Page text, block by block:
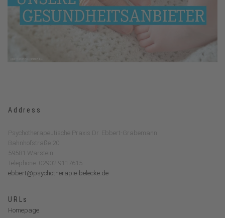
Address
Psychotherapeutische Praxis Dr. Ebbert-Grabemann
Bahnhofstraße 20
59581 Warstein
Telephone: 02902 9117615
ebbert@psychotherapie-belecke.de
URLs
Homepage